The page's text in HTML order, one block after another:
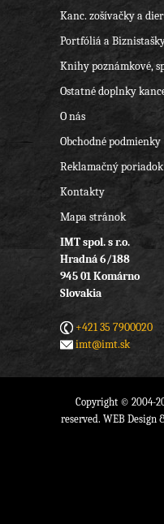
Kanc. zošívačky a
Portfóliá a
Knihy poznámkové,
Ostatné doplnky
O nás
Obchodné podmienky
Reklamačný poriadok
Kontakty
Mapa stránok
IMT spol. s r.o.
Hradná 6/188
945 01 Komárno
Slovakia
+421 35 7900020
imt@imt.sk
Copyright © 2004-
reserved. WEB Design